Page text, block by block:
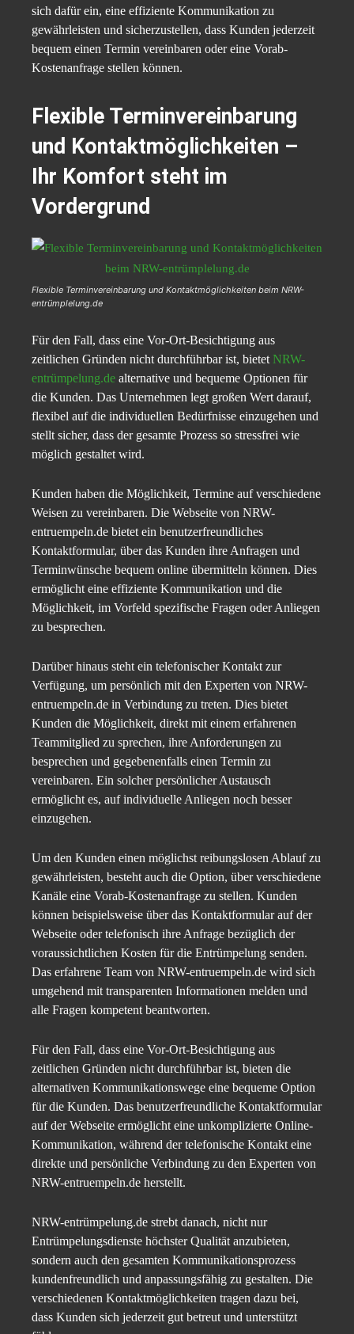
sich dafür ein, eine effiziente Kommunikation zu
gewährleisten und sicherzustellen, dass Kunden jederzeit
bequem einen Termin vereinbaren oder eine Vorab-
Kostenanfrage stellen können.
Flexible Terminvereinbarung
und Kontaktmöglichkeiten –
Ihr Komfort steht im
Vordergrund
Flexible Terminvereinbarung und Kontaktmöglichkeiten beim NRW-
entrümplelung.de
Für den Fall, dass eine Vor-Ort-Besichtigung aus
zeitlichen Gründen nicht durchführbar ist, bietet NRW-
entrümpelung.de alternative und bequeme Optionen für
die Kunden. Das Unternehmen legt großen Wert darauf,
flexibel auf die individuellen Bedürfnisse einzugehen und
stellt sicher, dass der gesamte Prozess so stressfrei wie
möglich gestaltet wird.
Kunden haben die Möglichkeit, Termine auf verschiedene
Weisen zu vereinbaren. Die Webseite von NRW-
entruempeln.de bietet ein benutzerfreundliches
Kontaktformular, über das Kunden ihre Anfragen und
Terminwünsche bequem online übermitteln können. Dies
ermöglicht eine effiziente Kommunikation und die
Möglichkeit, im Vorfeld spezifische Fragen oder Anliegen
zu besprechen.
Darüber hinaus steht ein telefonischer Kontakt zur
Verfügung, um persönlich mit den Experten von NRW-
entruempeln.de in Verbindung zu treten. Dies bietet
Kunden die Möglichkeit, direkt mit einem erfahrenen
Teammitglied zu sprechen, ihre Anforderungen zu
besprechen und gegebenenfalls einen Termin zu
vereinbaren. Ein solcher persönlicher Austausch
ermöglicht es, auf individuelle Anliegen noch besser
einzugehen.
Um den Kunden einen möglichst reibungslosen Ablauf zu
gewährleisten, besteht auch die Option, über verschiedene
Kanäle eine Vorab-Kostenanfrage zu stellen. Kunden
können beispielsweise über das Kontaktformular auf der
Webseite oder telefonisch ihre Anfrage bezüglich der
voraussichtlichen Kosten für die Entrümpelung senden.
Das erfahrene Team von NRW-entruempeln.de wird sich
umgehend mit transparenten Informationen melden und
alle Fragen kompetent beantworten.
Für den Fall, dass eine Vor-Ort-Besichtigung aus
zeitlichen Gründen nicht durchführbar ist, bieten die
alternativen Kommunikationswege eine bequeme Option
für die Kunden. Das benutzerfreundliche Kontaktformular
auf der Webseite ermöglicht eine unkomplizierte Online-
Kommunikation, während der telefonische Kontakt eine
direkte und persönliche Verbindung zu den Experten von
NRW-entruempeln.de herstellt.
NRW-entrümpelung.de strebt danach, nicht nur
Entrümpelungsdienste höchster Qualität anzubieten,
sondern auch den gesamten Kommunikationsprozess
kundenfreundlich und anpassungsfähig zu gestalten. Die
verschiedenen Kontaktmöglichkeiten tragen dazu bei,
dass Kunden sich jederzeit gut betreut und unterstützt